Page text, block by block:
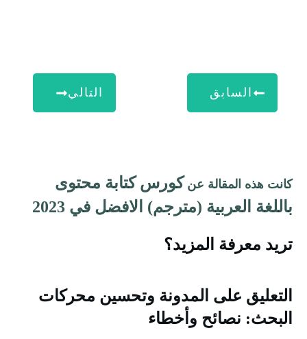
السابق التالي
هذه المقالة عنكورس كتابة محتوى
العربية (مترجم) الافضل في 2023
معرفة المزيد؟
على المدونة وتحسين محركات
نصائح وأخطاء